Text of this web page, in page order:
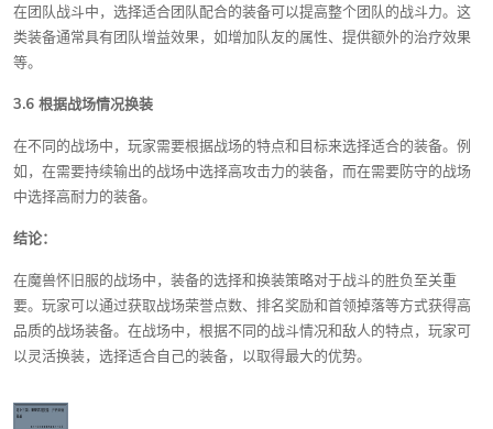
在团队战斗中，选择适合团队配合的装备可以提高整个团队的战斗力。这
类装备通常具有团队增益效果，如增加队友的属性、提供额外的治疗效果
等。
3.6 根据战场情况换装
在不同的战场中，玩家需要根据战场的特点和目标来选择适合的装备。例
如，在需要持续输出的战场中选择高攻击力的装备，而在需要防守的战场
中选择高耐力的装备。
结论：
在魔兽怀旧服的战场中，装备的选择和换装策略对于战斗的胜负至关重
要。玩家可以通过获取战场荣誉点数、排名奖励和首领掉落等方式获得高
品质的战场装备。在战场中，根据不同的战斗情况和敌人的特点，玩家可
以灵活换装，选择适合自己的装备，以取得最大的优势。